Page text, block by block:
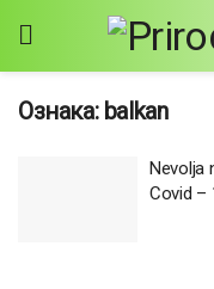
Ознака: balkan
Nevolja
Covid –